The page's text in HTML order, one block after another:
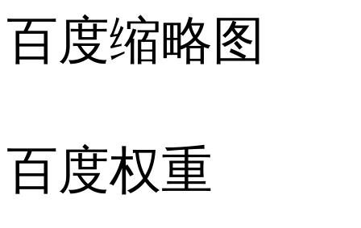
百度缩略图
百度权重